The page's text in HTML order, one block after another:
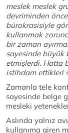
meslek meslek
devriminden
bürokrasisiyle
kullanmak
bir zaman
sayesinde büyük
etmişlerdi. Hatta
istihdam ettikleri
Zamanla tele
sayesinde belge
mesleki
Aslında yalnız
kullanıma giren